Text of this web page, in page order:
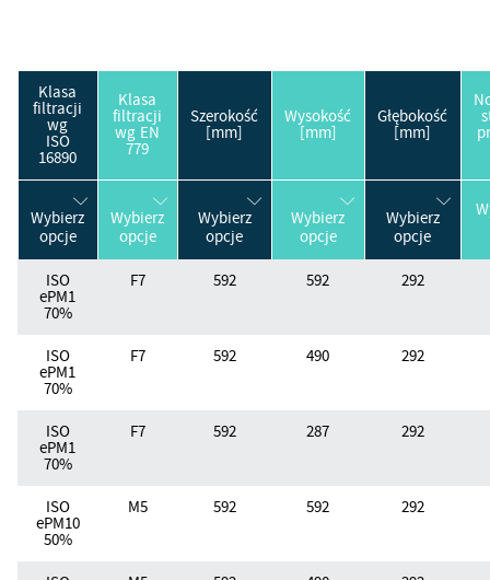
Klasa
filtracji
wg
ISO
16890
Klasa
filtracji
wg EN
779
Szerokość
[mm]
Wysokość
[mm]
Głębokość
[mm]
Wybierz
opcje
Wybierz
opcje
Wybierz
opcje
Wybierz
opcje
Wybierz
opcje
ISO
ePM1
70%
F7 592 592 292
ISO
ePM1
70%
F7 592 490 292
ISO
ePM1
70%
F7 592 287 292
ISO
ePM10
50%
M5 592 592 292